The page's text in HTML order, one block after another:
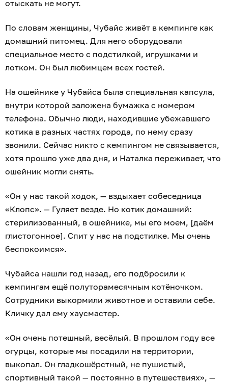
отыскать не могут.
По словам женщины, Чубайс живёт в кемпинге как
домашний питомец. Для него оборудовали
специальное место с подстилкой, игрушками и
лотком. Он был любимцем всех гостей.
На ошейнике у Чубайса была специальная капсула,
внутри которой заложена бумажка с номером
телефона. Обычно люди, находившие убежавшего
котика в разных частях города, по нему сразу
звонили. Сейчас никто с кемпингом не связывается,
хотя прошло уже два дня, и Наталка переживает, что
ошейник могли снять.
«Он у нас такой ходок, — вздыхает собеседница
«Клопс». — Гуляет везде. Но котик домашний:
стерилизованный, в ошейнике, мы его моем, [даём
глистогонное]. Спит у нас на подстилке. Мы очень
беспокоимся».
Чубайса нашли год назад, его подбросили к
кемпингам ещё полуторамесячным котёночком.
Сотрудники выкормили животное и оставили себе.
Кличку дал ему хаусмастер.
«Он очень потешный, весёлый. В прошлом году все
огурцы, которые мы посадили на территории,
выкопал. Он гладкошёрстный, не пушистый,
спортивный такой — постоянно в путешествиях», —